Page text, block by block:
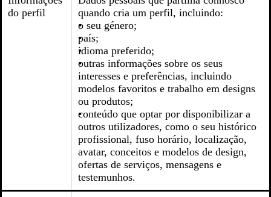
do perfil
quando cria um perfil, incluindo:
o seu género;
país;
idioma preferido;
outras informações sobre os seus
interesses e preferências, incluindo
modelos favoritos e trabalho em designs
ou produtos;
conteúdo que optar por disponibilizar a
outros utilizadores, como o seu histórico
profissional, fuso horário, localização,
avatar, conceitos e modelos de design,
ofertas de serviços, mensagens e
testemunhos.